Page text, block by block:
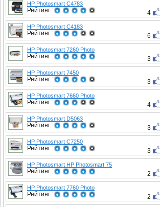
HP Photosmart C4783
Рейтинг : 4
HP Photosmart C4183
Рейтинг : 6
HP Photosmart 7260 Photo
Рейтинг : 3
HP Photosmart 7450
Рейтинг : 3
HP Photosmart 7660 Photo
Рейтинг : 4
HP Photosmart D5063
Рейтинг : 3
HP Photosmart C7250
Рейтинг : 3
HP Photosmart HP Photosmart 75
Рейтинг : 2
HP Photosmart 7760 Photo
Рейтинг : 2